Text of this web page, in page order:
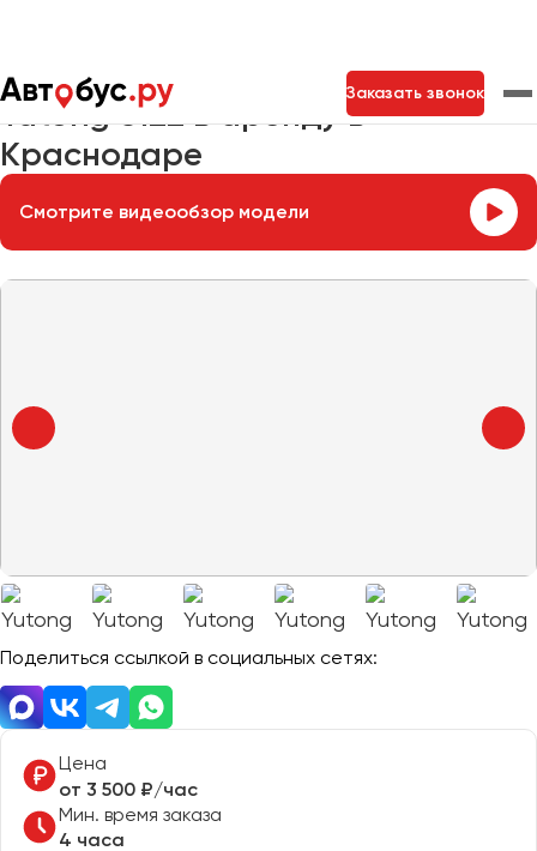
Заказать звонок
Главная Автопарк Yutong 6122
Yutong 6122 в аренду в
Краснодаре
Смотрите видеообзор модели
Поделиться ссылкой в социальных сетях:
Цена
от 3 500 ₽/час
Мин. время заказа
4 часа
Москва Санкт-Петербург
Новосибирск
Екатеринбург
Самара
Барнаул
Белгород
Владивосток
Владикавказ
Волжский
Воронеж
Донецк
Нажимая на кнопку, вы соглашаетесь с
политикой
Нажимая на кнопку, вы соглашаетесь с
политикой
конфиденциальности